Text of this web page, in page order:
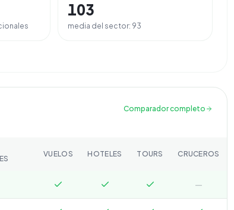
103
media del sector: 93
Comparador completo
VUELOS HOTELES TOURS CRUCEROS
—